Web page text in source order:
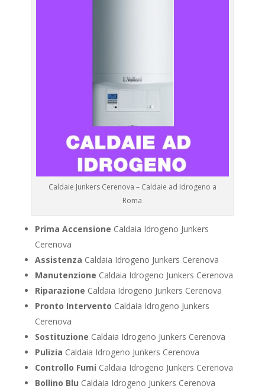
Caldaie Junkers Cerenova – Caldaie ad Idrogeno a
Roma
Prima Accensione Caldaia Idrogeno Junkers
Cerenova
Assistenza Caldaia Idrogeno Junkers Cerenova
Manutenzione Caldaia Idrogeno Junkers Cerenova
Riparazione Caldaia Idrogeno Junkers Cerenova
Pronto Intervento Caldaia Idrogeno Junkers
Cerenova
Sostituzione Caldaia Idrogeno Junkers Cerenova
Pulizia Caldaia Idrogeno Junkers Cerenova
Controllo Fumi Caldaia Idrogeno Junkers Cerenova
Bollino Blu Caldaia Idrogeno Junkers Cerenova